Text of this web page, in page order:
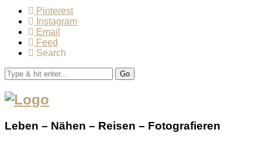
Pinterest
Instagram
Email
Feed
Search
Go
Leben – Nähen – Reisen – Fotografieren